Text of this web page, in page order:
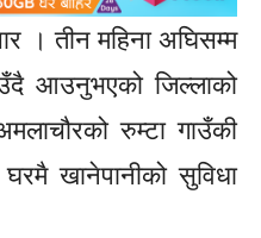
। तीन महिना अघिसम्म
आउनुभएको जिल्लाको
रुम्टा गाउँकी
खानेपानीको सुविधा